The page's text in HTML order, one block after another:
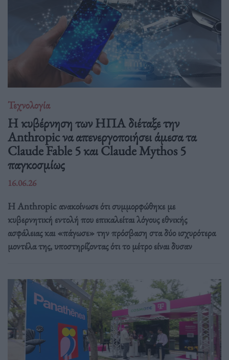
Τεχνολογία
Η κυβέρνηση των ΗΠΑ διέταξε την
Anthropic να απενεργοποιήσει άμεσα τα
Claude Fable 5 και Claude Mythos 5
παγκοσμίως
16.06.26
Η Anthropic ανακοίνωσε ότι συμμορφώθηκε με
κυβερνητική εντολή που επικαλείται λόγους εθνικής
ασφάλειας και «πάγωσε» την πρόσβαση στα δύο ισχυρότερα
μοντέλα της, υποστηρίζοντας ότι το μέτρο είναι δυσαν